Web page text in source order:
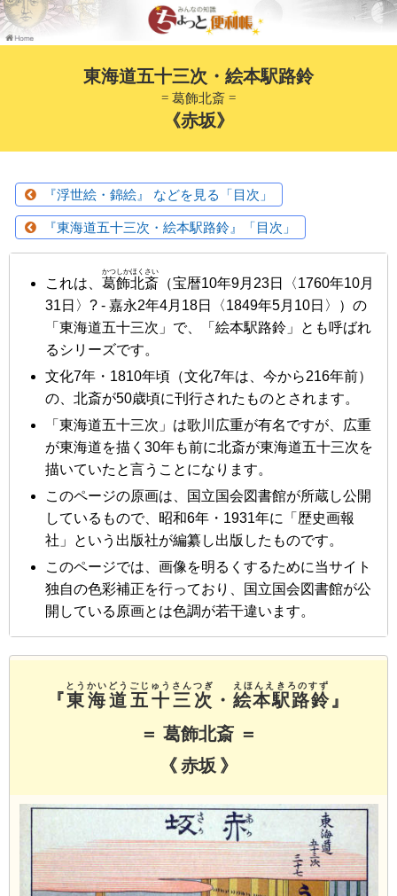
東海道五十三次・絵本駅路鈴
= 葛飾北斎 =
《赤坂》
『浮世絵・錦絵』 などを見る「目次」
『東海道五十三次・絵本駅路鈴』「目次」
これは、 葛飾北斎
かつしかほくさい
（宝暦10年9月23日〈1760年10月
31日〉? - 嘉永2年4月18日〈1849年5月10日〉）の
「東海道五十三次」で、「絵本駅路鈴」とも呼ばれ
るシリーズです。
文化7年・1810年頃 （文化7年は、今から216年前）
の、北斎が50歳頃に刊行されたものとされます。
「東海道五十三次」は歌川広重が有名ですが、広重
が東海道を描く30年も前に北斎が東海道五十三次を
描いていたと言うことになります。
このページの原画は、国立国会図書館が所蔵し公開
しているもので、昭和6年・1931年に「歴史画報
社」という出版社が編纂し出版したものです。
このページでは、画像を明るくするために当サイト
独自の色彩補正を行っており、国立国会図書館が公
開している原画とは色調が若干違います。
『東海道五十三次
とうかいどうごじゅうさんつぎ
・ 絵本駅路鈴
えほんえきろのすず
』
＝ 葛飾北斎 ＝
《 赤坂 》